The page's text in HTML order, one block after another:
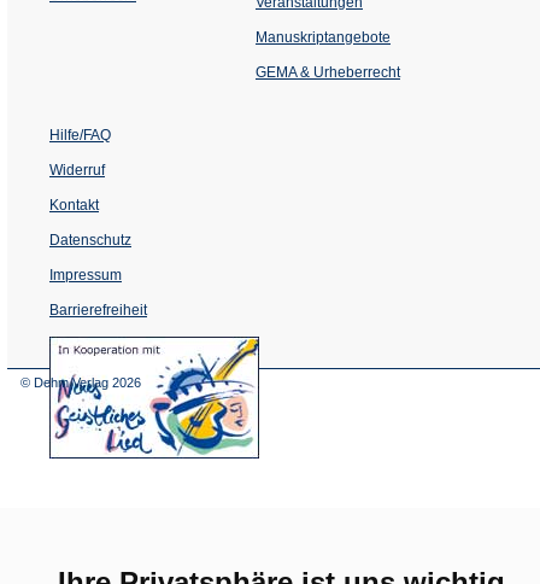
einem
Tab)
Manuskriptangebote
GEMA & Urheberrecht
Hilfe/FAQ
Widerruf
Kontakt
Datenschutz
Impressum
Barrierefreiheit
(Öffnet
in
© Dehm Verlag 2026